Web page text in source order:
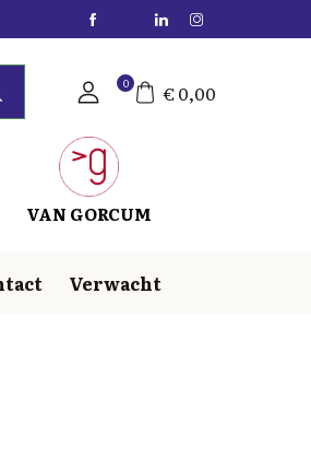
0 €0,00
VAN GORCUM
Verwacht